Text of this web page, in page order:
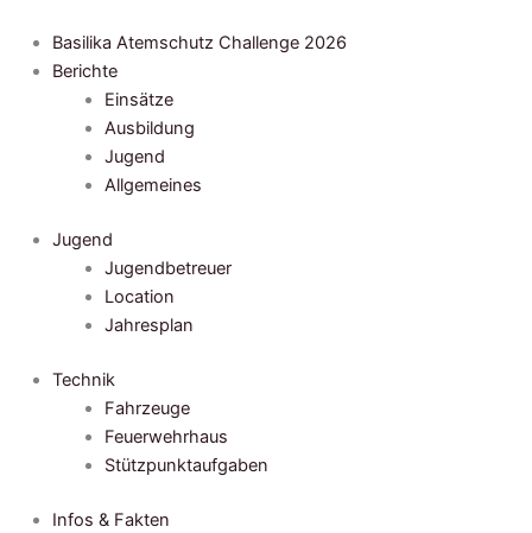
Inhalt
springen
Basilika Atemschutz Challenge 2026
Berichte
Einsätze
Ausbildung
Jugend
Allgemeines
Jugend
Jugendbetreuer
Location
Jahresplan
Technik
Fahrzeuge
Feuerwehrhaus
Stützpunktaufgaben
Infos & Fakten